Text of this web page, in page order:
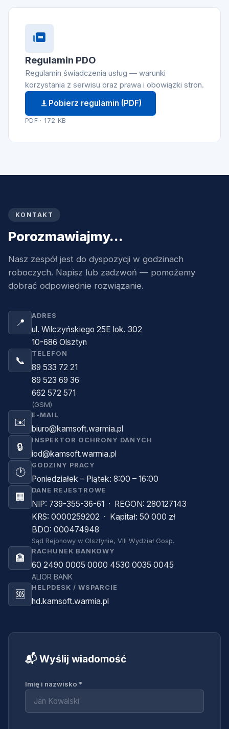
Regulamin PDO
Regulamin świadczenia usług — warunki
korzystania z serwisu oraz prawa i obowiązki stron.
Pobierz regulamin (PDF)
PDF · 172 KB
KONTAKT
Porozmawiajmy…
Nasz zespół jest do dyspozycji w godzinach
roboczych. Napisz lub zadzwoń — pomożemy
dobrać odpowiednie rozwiązanie.
📍
ADRES
ul. Wilczyńskiego 25E lok. 302
10-686 Olsztyn
📞
TELEFON
89 533 72 21
89 523 69 36
662 572 571
(GSM)
✉️
E-MAIL
biuro@kamsoft.warmia.pl
🔒
INSPEKTOR OCHRONY DANYCH
iod@kamsoft.warmia.pl
🕐
GODZINY PRACY
Poniedziałek – Piątek: 8:00 – 16:00
🏢
DANE REJESTROWE
NIP: 739-355-36-61 · REGON: 280127143
KRS: 0000259202 · Kapitał: 50 000 zł
BDO: 000474948
Sąd Rejonowy w Olsztynie, VIII Wydział Gosp.
🏦
RACHUNEK BANKOWY
60 2490 0005 0000 4530 0035 0045
ALIOR BANK
🆘
HELPDESK / WSPARCIE
hd.kamsoft.warmia.pl
📬 Wyślij wiadomość
Imię i nazwisko *